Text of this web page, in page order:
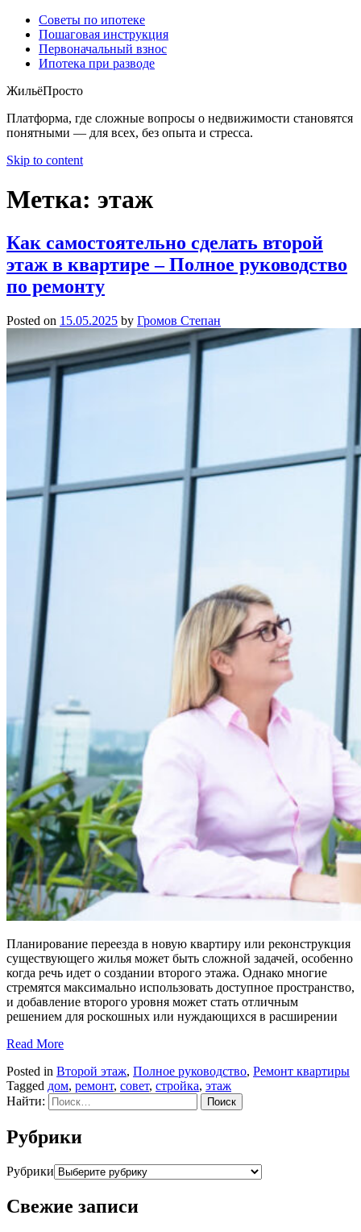
Советы по ипотеке
Пошаговая инструкция
Первоначальный взнос
Ипотека при разводе
ЖильёПросто
Платформа, где сложные вопросы о недвижимости становятся
понятными — для всех, без опыта и стресса.
Skip to content
Метка: этаж
Как самостоятельно сделать второй
этаж в квартире – Полное руководство
по ремонту
Posted on 15.05.2025 by Громов Степан
Планирование переезда в новую квартиру или реконструкция
существующего жилья может быть сложной задачей, особенно
когда речь идет о создании второго этажа. Однако многие
стремятся максимально использовать доступное пространство,
и добавление второго уровня может стать отличным
решением для роскошных или нуждающихся в расширении
Read More
Posted in Второй этаж, Полное руководство, Ремонт квартиры
Tagged дом, ремонт, совет, стройка, этаж
Найти:
Рубрики
Рубрики
Свежие записи